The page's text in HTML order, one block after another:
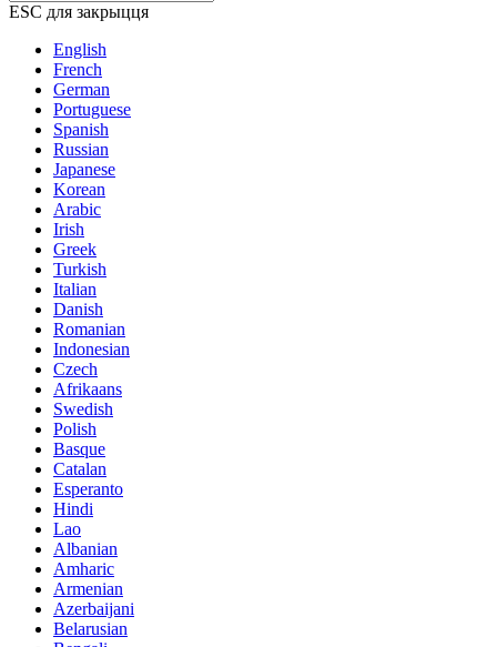
ESC для закрыцця
English
French
German
Portuguese
Spanish
Russian
Japanese
Korean
Arabic
Irish
Greek
Turkish
Italian
Danish
Romanian
Indonesian
Czech
Afrikaans
Swedish
Polish
Basque
Catalan
Esperanto
Hindi
Lao
Albanian
Amharic
Armenian
Azerbaijani
Belarusian